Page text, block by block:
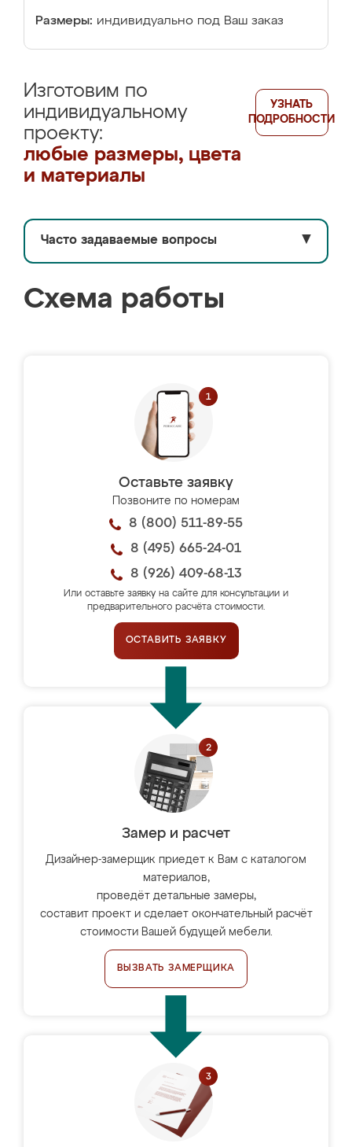
Размеры: индивидуально под Ваш заказ
Изготовим по
индивидуальному
проекту:
любые размеры, цвета
и материалы
УЗНАТЬ
ПОДРОБНОСТИ
Часто задаваемые вопросы ▼
Схема работы
Оставьте заявку
Позвоните по номерам
8 (800) 511-89-55
8 (495) 665-24-01
8 (926) 409-68-13
Или оставьте заявку на сайте для консультации и
предварительного расчёта стоимости.
ОСТАВИТЬ ЗАЯВКУ
Замер и расчет
Дизайнер-замерщик приедет к Вам с каталогом
материалов,
проведёт детальные замеры,
составит проект и сделает окончательный расчёт
стоимости Вашей будущей мебели.
ВЫЗВАТЬ ЗАМЕРЩИКА